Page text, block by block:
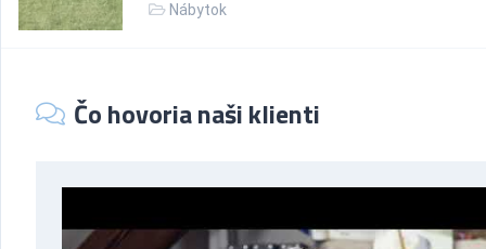
Nábytok
Čo hovoria naši klienti